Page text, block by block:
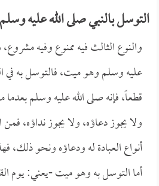
التوسل بالنبي صلى الله عليه
والنوع الثالث فيه ممنوع وفيه
عليه وسلم وهو ميت، فالتوسل به في
قطعاً، فإنه صلى الله عليه وسلم
ولا يجوز دعاؤه، ولا يجوز نداؤه،
أنواع العبادة له ودعاؤه ونحو ذلك،
أما التوسل به وهو ميت -يعني: يوم